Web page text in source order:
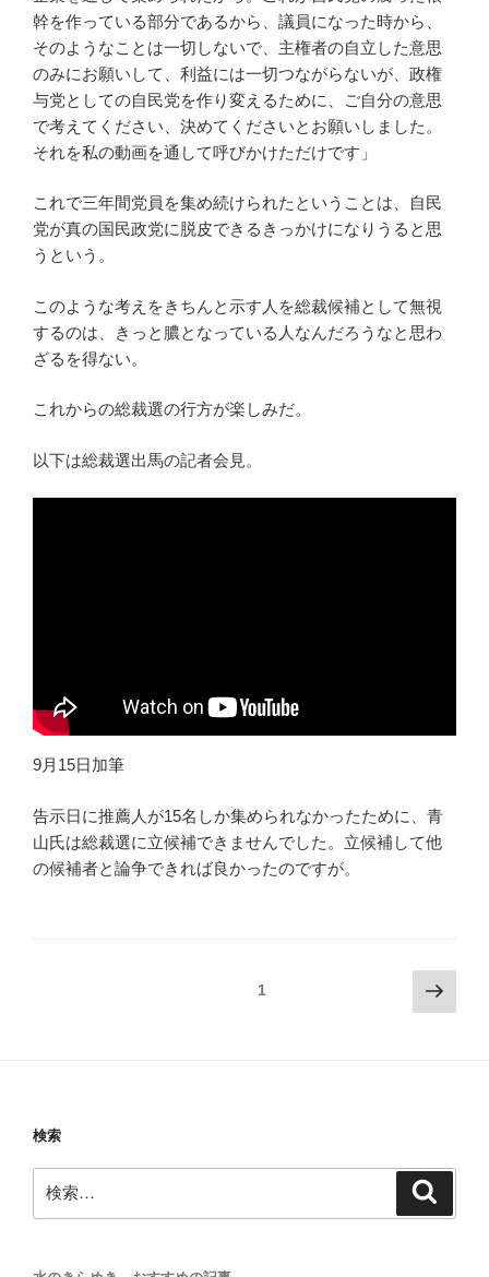
幹を作っている部分であるから、議員になった時から、
そのようなことは一切しないで、主権者の自立した意思
のみにお願いして、利益には一切つながらないが、政権
与党としての自民党を作り変えるために、ご自分の意思
で考えてください、決めてくださいとお願いしました。
それを私の動画を通して呼びかけただけです」
これで三年間党員を集め続けられたということは、自民
党が真の国民政党に脱皮できるきっかけになりうると思
うという。
このような考えをきちんと示す人を総裁候補として無視
するのは、きっと膿となっている人なんだろうなと思わ
ざるを得ない。
これからの総裁選の行方が楽しみだ。
以下は総裁選出馬の記者会見。
9月15日加筆
告示日に推薦人が15名しか集められなかったために、青
山氏は総裁選に立候補できませんでした。立候補して他
の候補者と論争できれば良かったのですが。
ー
シ
ョ
1
次
の
検索
索: